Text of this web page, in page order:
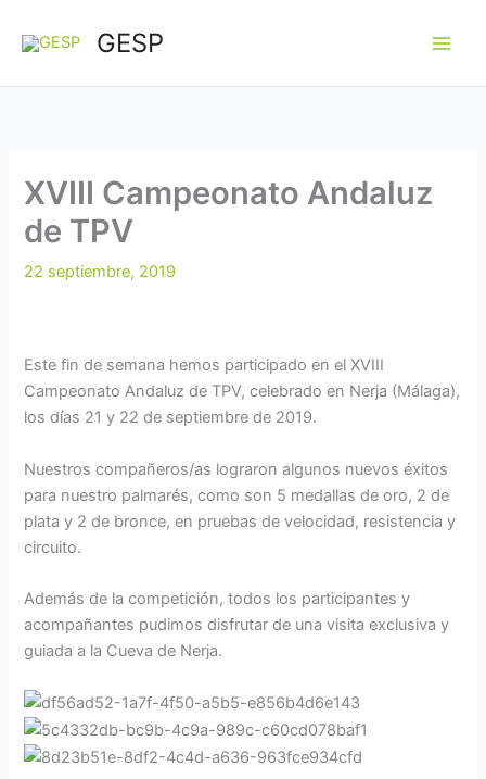
GESP
XVIII Campeonato Andaluz
de TPV
22 septiembre, 2019
Este fin de semana hemos participado en el XVIII
Campeonato Andaluz de TPV, celebrado en Nerja (Málaga),
los días 21 y 22 de septiembre de 2019.
Nuestros compañeros/as lograron algunos nuevos éxitos
para nuestro palmarés, como son 5 medallas de oro, 2 de
plata y 2 de bronce, en pruebas de velocidad, resistencia y
circuito.
Además de la competición, todos los participantes y
acompañantes pudimos disfrutar de una visita exclusiva y
guiada a la Cueva de Nerja.